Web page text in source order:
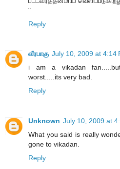
"
Reply
வீரபாகு July 10, 2009 at 4:14
i am a vikadan
worst.....its very bad.
Reply
Unknown July 10, 2009 at
What you said is really
gone to vikadan.
Reply